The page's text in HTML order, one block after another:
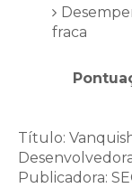
fraca
Título:
Publicadora: